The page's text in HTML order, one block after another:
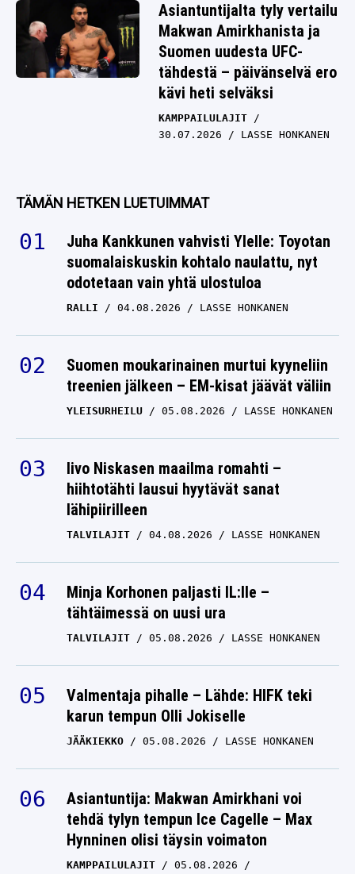
Asiantuntijalta tyly vertailu
Makwan Amirkhanista ja
Suomen uudesta UFC-
tähdestä – päivänselvä ero
kävi heti selväksi
KAMPPAILULAJIT
30.07.2026
LASSE HONKANEN
TÄMÄN HETKEN LUETUIMMAT
Juha Kankkunen vahvisti Ylelle: Toyotan
suomalaiskuskin kohtalo naulattu, nyt
odotetaan vain yhtä ulostuloa
RALLI 04.08.2026 LASSE HONKANEN
Suomen moukarinainen murtui kyyneliin
treenien jälkeen – EM-kisat jäävät väliin
YLEISURHEILU 05.08.2026 LASSE HONKANEN
Iivo Niskasen maailma romahti –
hiihtotähti lausui hyytävät sanat
lähipiirilleen
TALVILAJIT 04.08.2026 LASSE HONKANEN
Minja Korhonen paljasti IL:lle –
tähtäimessä on uusi ura
TALVILAJIT 05.08.2026 LASSE HONKANEN
Valmentaja pihalle – Lähde: HIFK teki
karun tempun Olli Jokiselle
JÄÄKIEKKO 05.08.2026 LASSE HONKANEN
Asiantuntija: Makwan Amirkhani voi
tehdä tylyn tempun Ice Cagelle – Max
Hynninen olisi täysin voimaton
KAMPPAILULAJIT
05.08.2026